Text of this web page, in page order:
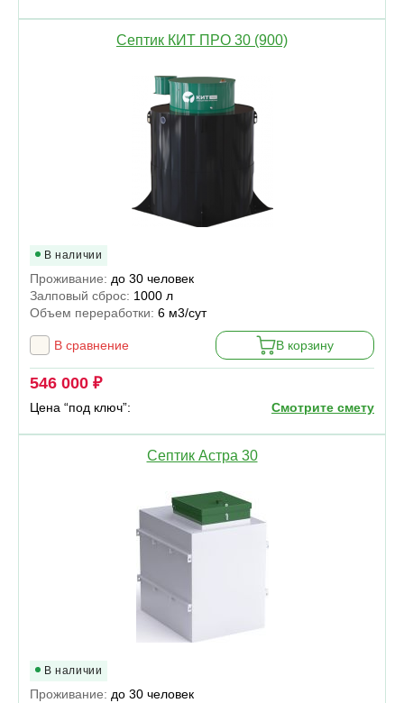
Септик КИТ ПРО 30 (900)
В наличии
Проживание: до 30 человек
Залповый сброс: 1000 л
Объем переработки: 6 м3/сут
В сравнение В корзину
546 000 ₽
Цена “под ключ”: Смотрите смету
Септик Астра 30
В наличии
Проживание: до 30 человек